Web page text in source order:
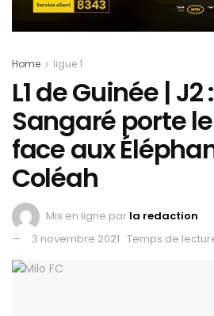
Home ligue 1
L1 de Guinée |
Sangaré porte
face aux
Coléah
Mis en ligne par la redaction
3 novembre 2021 Temps de